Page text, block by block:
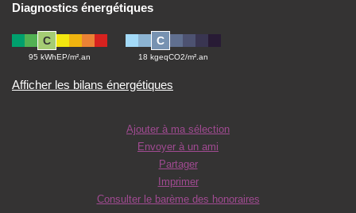
Diagnostics énergétiques
C
95 kWhEP/m².an
C
18 kgeqCO2/m².an
Afficher les bilans énergétiques
Ajouter à ma sélection
Envoyer à un ami
Partager
Imprimer
Consulter le barème des honoraires